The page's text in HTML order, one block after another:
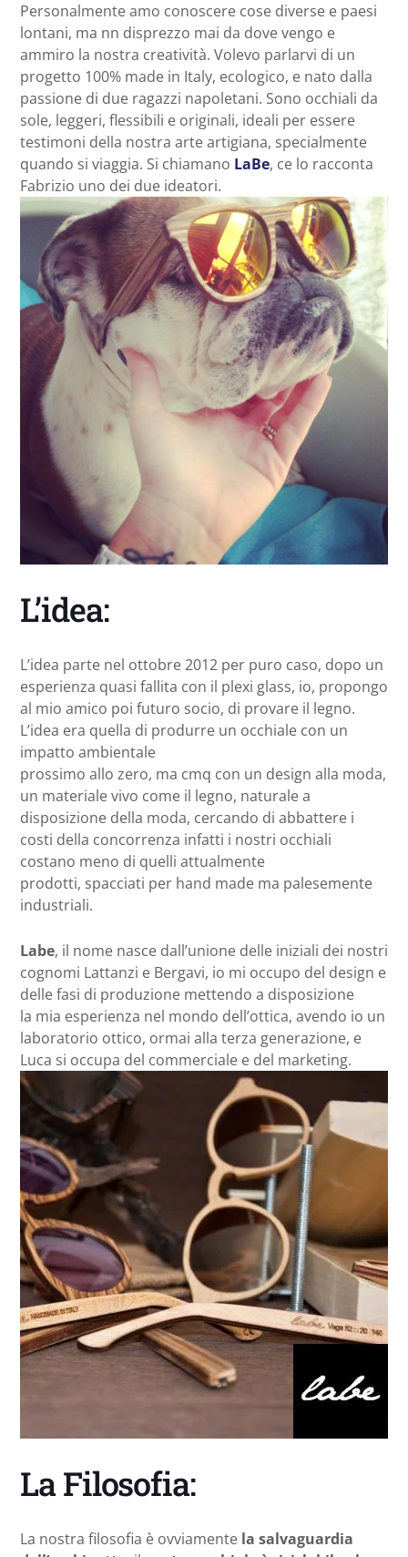
Personalmente amo conoscere cose diverse e paesi
lontani, ma nn disprezzo mai da dove vengo e
ammiro la nostra creatività. Volevo parlarvi di un
progetto 100% made in Italy, ecologico, e nato dalla
passione di due ragazzi napoletani. Sono occhiali da
sole, leggeri, flessibili e originali, ideali per essere
testimoni della nostra arte artigiana, specialmente
quando si viaggia. Si chiamano LaBe, ce lo racconta
Fabrizio uno dei due ideatori.
L’idea:
L’idea parte nel ottobre 2012 per puro caso, dopo un
esperienza quasi fallita con il plexi glass, io, propongo
al mio amico poi futuro socio, di provare il legno.
L’idea era quella di produrre un occhiale con un
impatto ambientale
prossimo allo zero, ma cmq con un design alla moda,
un materiale vivo come il legno, naturale a
disposizione della moda, cercando di abbattere i
costi della concorrenza infatti i nostri occhiali
costano meno di quelli attualmente
prodotti, spacciati per hand made ma palesemente
industriali.
Labe, il nome nasce dall’unione delle iniziali dei nostri
cognomi Lattanzi e Bergavi, io mi occupo del design e
delle fasi di produzione mettendo a disposizione
la mia esperienza nel mondo dell’ottica, avendo io un
laboratorio ottico, ormai alla terza generazione, e
Luca si occupa del commerciale e del marketing.
La Filosofia:
La nostra filosofia è ovviamente la salvaguardia